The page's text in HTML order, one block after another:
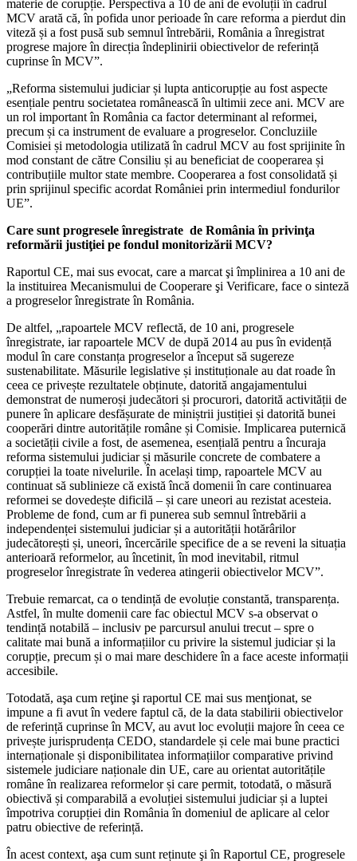
materie de corupție. Perspectiva a 10 de ani de evoluții în cadrul
MCV arată că, în pofida unor perioade în care reforma a pierdut din
viteză și a fost pusă sub semnul întrebării, România a înregistrat
progrese majore în direcția îndeplinirii obiectivelor de referință
cuprinse în MCV”.
„Reforma sistemului judiciar și lupta anticorupție au fost aspecte
esențiale pentru societatea românească în ultimii zece ani. MCV are
un rol important în România ca factor determinant al reformei,
precum și ca instrument de evaluare a progreselor. Concluziile
Comisiei și metodologia utilizată în cadrul MCV au fost sprijinite în
mod constant de către Consiliu și au beneficiat de cooperarea și
contribuțiile multor state membre. Cooperarea a fost consolidată și
prin sprijinul specific acordat României prin intermediul fondurilor
UE”.
Care sunt progresele înregistrate de România în privinţa
reformării justiţiei pe fondul monitorizării MCV?
Raportul CE, mai sus evocat, care a marcat şi împlinirea a 10 ani de
la instituirea Mecanismului de Cooperare şi Verificare, face o sinteză
a progreselor înregistrate în România.
De altfel, „rapoartele MCV reflectă, de 10 ani, progresele
înregistrate, iar rapoartele MCV de după 2014 au pus în evidență
modul în care constanța progreselor a început să sugereze
sustenabilitate. Măsurile legislative și instituționale au dat roade în
ceea ce privește rezultatele obținute, datorită angajamentului
demonstrat de numeroși judecători și procurori, datorită activității de
punere în aplicare desfășurate de miniștrii justiției și datorită bunei
cooperări dintre autoritățile române și Comisie. Implicarea puternică
a societății civile a fost, de asemenea, esențială pentru a încuraja
reforma sistemului judiciar și măsurile concrete de combatere a
corupției la toate nivelurile. În același timp, rapoartele MCV au
continuat să sublinieze că există încă domenii în care continuarea
reformei se dovedește dificilă – și care uneori au rezistat acesteia.
Probleme de fond, cum ar fi punerea sub semnul întrebării a
independenței sistemului judiciar și a autorității hotărârilor
judecătorești și, uneori, încercările specifice de a se reveni la situația
anterioară reformelor, au încetinit, în mod inevitabil, ritmul
progreselor înregistrate în vederea atingerii obiectivelor MCV”.
Trebuie remarcat, ca o tendință de evoluție constantă, transparența.
Astfel, în multe domenii care fac obiectul MCV s-a observat o
tendință notabilă – inclusiv pe parcursul anului trecut – spre o
calitate mai bună a informațiilor cu privire la sistemul judiciar și la
corupție, precum și o mai mare deschidere în a face aceste informații
accesibile.
Totodată, aşa cum reţine şi raportul CE mai sus menţionat, se
impune a fi avut în vedere faptul că, de la data stabilirii obiectivelor
de referință cuprinse în MCV, au avut loc evoluții majore în ceea ce
privește jurisprudența CEDO, standardele și cele mai bune practici
internaționale și disponibilitatea informațiilor comparative privind
sistemele judiciare naționale din UE, care au orientat autoritățile
române în realizarea reformelor și care permit, totodată, o măsură
obiectivă și comparabilă a evoluției sistemului judiciar și a luptei
împotriva corupției din România în domeniul de aplicare al celor
patru obiective de referință.
În acest context, aşa cum sunt reținute şi în Raportul CE, progresele